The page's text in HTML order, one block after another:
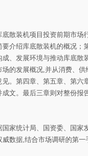
装机项目投资前期市场
要介绍库底散装机的概况；
成、发展环境与推动库底散
场的发展概况,并从消费、
见。第四章、第五章、第
成文。最后三章则对整份报
统计局、国资委、国家
数据,结合市场调研的第